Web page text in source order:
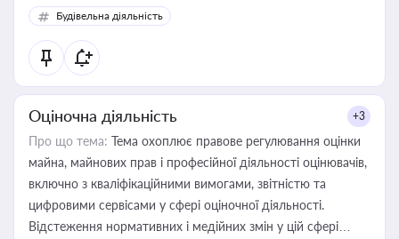
Будівельна діяльність
Оціночна діяльність +3
Про що тема: Тема охоплює правове регулювання оцінки
майна, майнових прав і професійної діяльності оцінювачів,
включно з кваліфікаційними вимогами, звітністю та
цифровими сервісами у сфері оціночної діяльності.
Відстеження нормативних і медійних змін у цій сфері